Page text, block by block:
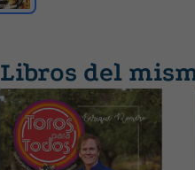
Libros del